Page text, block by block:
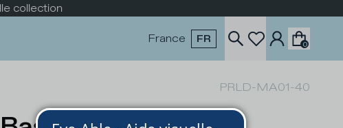
France FR 0
PRLD-MA01-40